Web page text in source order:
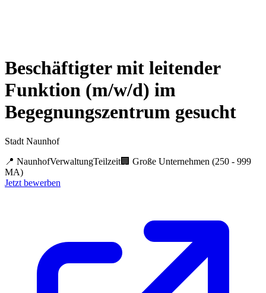
Beschäftigter mit leitender
Funktion (m/w/d) im
Begegnungszentrum gesucht
Stadt Naunhof
📍 NaunhofVerwaltungTeilzeit🏢 Große Unternehmen (250 - 999
MA)
Jetzt bewerben